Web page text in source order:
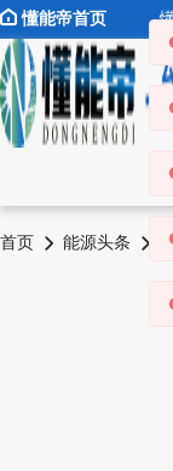
懂能帝首页
首页 能源头条